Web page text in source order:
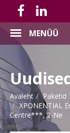
MENÜÜ
Avaleht
Paketid
XPONENTIAL
Centre***, 2-Ne